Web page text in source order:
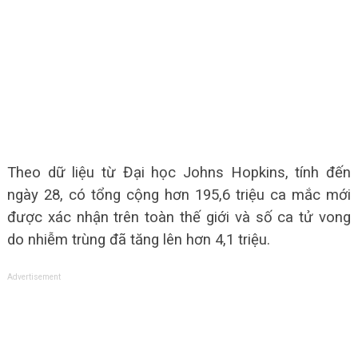
Theo dữ liệu từ Đại học Johns Hopkins, tính đến
ngày 28, có tổng cộng hơn 195,6 triệu ca mắc mới
được xác nhận trên toàn thế giới và số ca tử vong
do nhiễm trùng đã tăng lên hơn 4,1 triệu.
Advertisement